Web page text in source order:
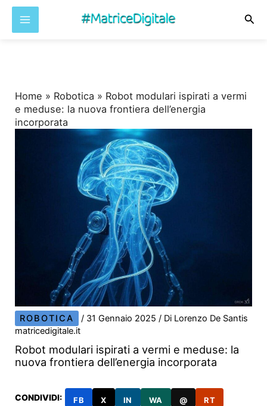
Home » Robotica » Robot modulari ispirati a vermi
e meduse: la nuova frontiera dell’energia
incorporata
ROBOTICA / 31 Gennaio 2025/ Di Lorenzo De Santis
matricedigitale.it
Robot modulari ispirati a vermi e meduse: la
nuova frontiera dell’energia incorporata
CONDIVIDI: FB X IN WA @ RT